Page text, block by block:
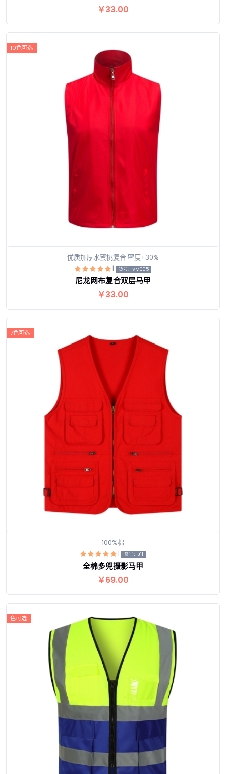
查看详情
￥33.00
10色可选
查看详情
优质加厚水蜜桃复合 密度+30%
| 货号：VM005
尼龙网布复合双层马甲
￥33.00
7色可选
查看详情
100%棉
| 货号：J11
全棉多兜摄影马甲
￥69.00
色可选